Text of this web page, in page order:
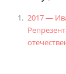
2017 —